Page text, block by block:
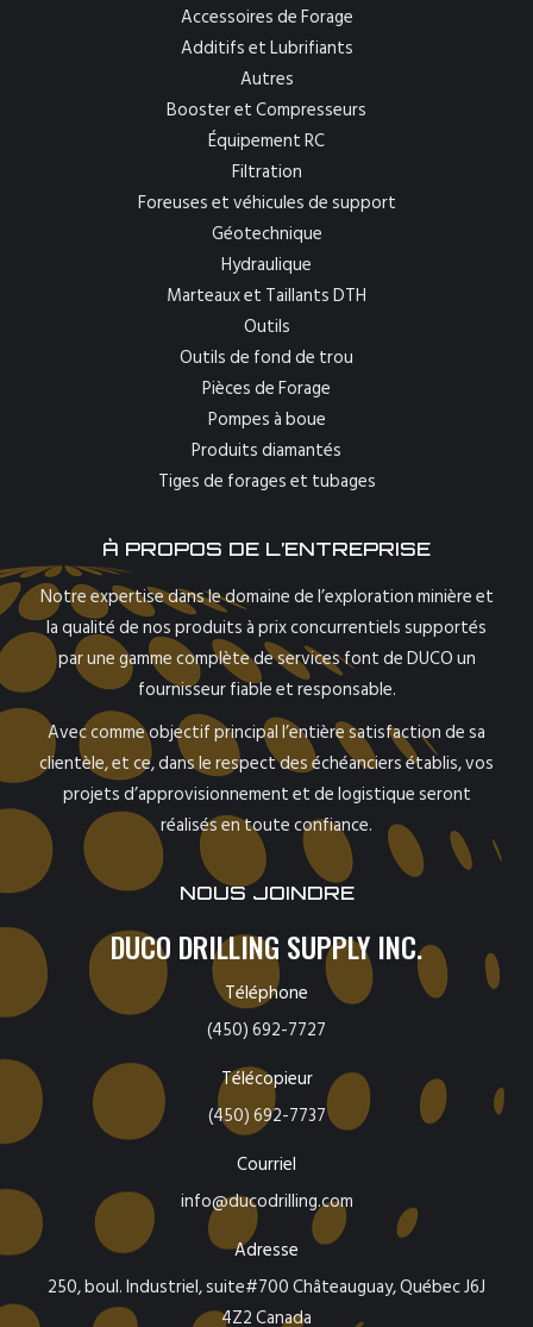
Accessoires de Forage
Additifs et Lubrifiants
Autres
Booster et Compresseurs
Équipement RC
Filtration
Foreuses et véhicules de support
Géotechnique
Hydraulique
Marteaux et Taillants DTH
Outils
Outils de fond de trou
Pièces de Forage
Pompes à boue
Produits diamantés
Tiges de forages et tubages
À PROPOS DE L’ENTREPRISE
Notre expertise dans le domaine de l’exploration minière et
la qualité de nos produits à prix concurrentiels supportés
par une gamme complète de services font de DUCO un
fournisseur fiable et responsable.
Avec comme objectif principal l’entière satisfaction de sa
clientèle, et ce, dans le respect des échéanciers établis, vos
projets d’approvisionnement et de logistique seront
réalisés en toute confiance.
NOUS JOINDRE
DUCO DRILLING SUPPLY INC.
Téléphone
(450) 692-7727
Télécopieur
(450) 692-7737
Courriel
info@ducodrilling.com
Adresse
250, boul. Industriel, suite#700 Châteauguay, Québec J6J
4Z2 Canada